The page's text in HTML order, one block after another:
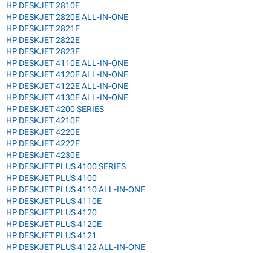
HP DESKJET 2810E
HP DESKJET 2820E ALL-IN-ONE
HP DESKJET 2821E
HP DESKJET 2822E
HP DESKJET 2823E
HP DESKJET 4110E ALL-IN-ONE
HP DESKJET 4120E ALL-IN-ONE
HP DESKJET 4122E ALL-IN-ONE
HP DESKJET 4130E ALL-IN-ONE
HP DESKJET 4200 SERIES
HP DESKJET 4210E
HP DESKJET 4220E
HP DESKJET 4222E
HP DESKJET 4230E
HP DESKJET PLUS 4100 SERIES
HP DESKJET PLUS 4100
HP DESKJET PLUS 4110 ALL-IN-ONE
HP DESKJET PLUS 4110E
HP DESKJET PLUS 4120
HP DESKJET PLUS 4120E
HP DESKJET PLUS 4121
HP DESKJET PLUS 4122 ALL-IN-ONE